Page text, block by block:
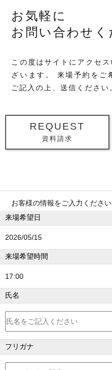
お気軽に
お問い合わせく
この度はサイトにアクセ
ざいます。
来場予約をご
ご記入の上、送信ください
REQUEST
資料請求
お客様の情報をご入力ください
来場希望日
2026/05/15
来場希望時間
17:00
氏名
フリガナ